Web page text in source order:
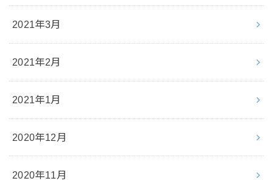
2021年3月
2021年2月
2021年1月
2020年12月
2020年11月